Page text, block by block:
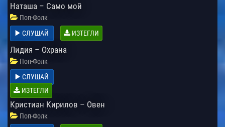
Наташа – Само мой
Поп-Фолк
СЛУШАЙ
ИЗТЕГЛИ
Лидия – Охрана
Поп-Фолк
СЛУШАЙ
ИЗТЕГЛИ
Кристиан Кирилов – Овен
Поп-Фолк